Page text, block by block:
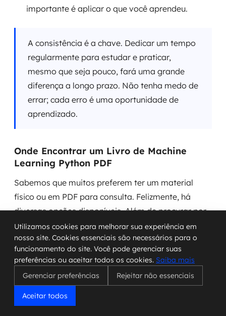
importante é aplicar o que você aprendeu.
A consistência é a chave. Dedicar um tempo
regularmente para estudar e praticar,
mesmo que seja pouco, fará uma grande
diferença a longo prazo. Não tenha medo de
errar; cada erro é uma oportunidade de
aprendizado.
Onde Encontrar um Livro de Machine
Learning Python PDF
Sabemos que muitos preferem ter um material
físico ou em PDF para consulta. Felizmente, há
diversas opções disponíveis. Além de procurar por
"livro machine learning python pdf" em
mecanismos de busca, podemos considerar:
Repositórios de Código:Às vezes, autores
disponibilizam seus livros ou capítulos em
plataformas como GitHub.
Utilizamos cookies para melhorar sua experiência em
nosso site. Cookies essenciais são necessários para o
funcionamento do site. Você pode gerenciar suas
preferências ou aceitar todos os cookies. Saiba mais
Gerenciar preferências
Rejeitar não essenciais
Aceitar todos